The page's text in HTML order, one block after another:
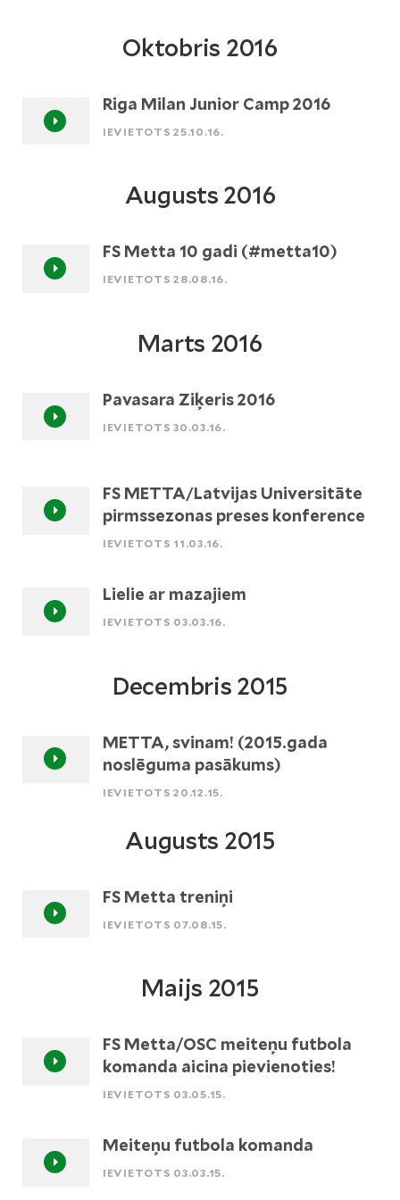
Oktobris 2016
Riga Milan Junior Camp 2016
IEVIETOTS 25.10.16.
Augusts 2016
FS Metta 10 gadi (#metta10)
IEVIETOTS 28.08.16.
Marts 2016
Pavasara Ziķeris 2016
IEVIETOTS 30.03.16.
FS METTA/Latvijas Universitāte
pirmssezonas preses konference
IEVIETOTS 11.03.16.
Lielie ar mazajiem
IEVIETOTS 03.03.16.
Decembris 2015
METTA, svinam! (2015.gada
noslēguma pasākums)
IEVIETOTS 20.12.15.
Augusts 2015
FS Metta treniņi
IEVIETOTS 07.08.15.
Maijs 2015
FS Metta/OSC meiteņu futbola
komanda aicina pievienoties!
IEVIETOTS 03.05.15.
Meiteņu futbola komanda
IEVIETOTS 03.03.15.